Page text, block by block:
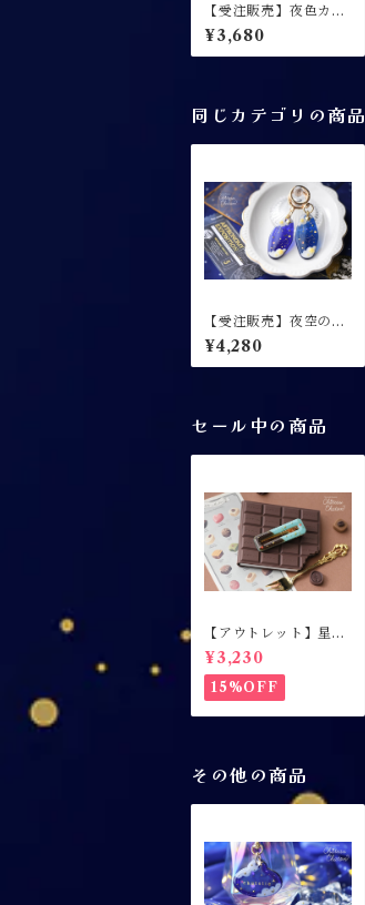
【受注販売】夜色カク
テル / キーホルダー
¥3,680
同じカテゴリの商品
【受注販売】夜空のモ
ーテルキー Room N
o.Orion / キーホルダ
ー
¥4,280
セール中の商品
【アウトレット】星屑
パティスリー / ヘアク
リップ / チョコミント
/ 右側用
¥3,230
15%OFF
その他の商品